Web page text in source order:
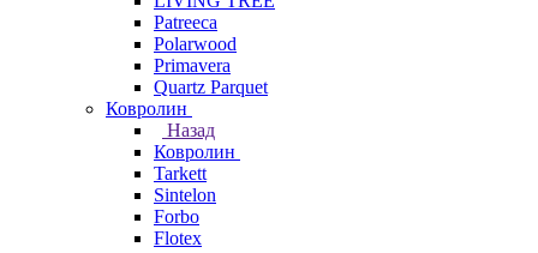
Patreeca
Polarwood
Primavera
Quartz Parquet
Ковролин
Назад
Ковролин
Tarkett
Sintelon
Forbo
Flotex